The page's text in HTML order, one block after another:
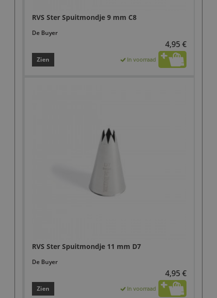
RVS Ster Spuitmondje 9 mm C8
De Buyer
4,95 €
Zien In voorraad
RVS Ster Spuitmondje 11 mm D7
De Buyer
4,95 €
Zien In voorraad